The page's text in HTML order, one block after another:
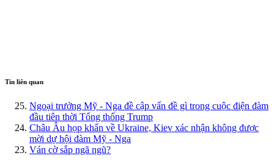
Tin liên quan
Ngoại trưởng Mỹ - Nga đề cập vấn đề gì trong cuộc điện đàm
đầu tiên thời Tổng thống Trump
Châu Âu họp khẩn về Ukraine, Kiev xác nhận không được
mời dự hội đàm Mỹ - Nga
Ván cờ sắp ngã ngũ?